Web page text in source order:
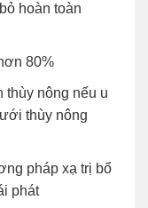
hoàn toàn
80%
thùy nông nếu u
thùy nông
pháp xạ trị bổ
phát